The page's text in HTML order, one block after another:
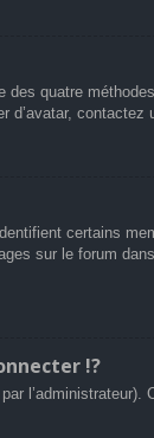
quatre
contactez
certains
sur le forum
!?